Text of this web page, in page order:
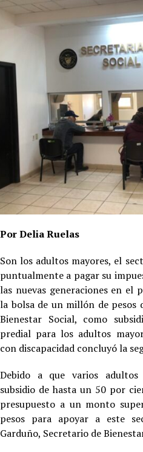
Por Delia Ruelas
Son los adultos mayores, el
puntualmente a pagar su
las nuevas generaciones en el
la bolsa de un millón de pesos
Bienestar Social, como
predial para los adultos
con discapacidad concluyó la
Debido a que varios
subsidio de hasta un 50 por
presupuesto a un monto
pesos para apoyar a este
Garduño, Secretario de